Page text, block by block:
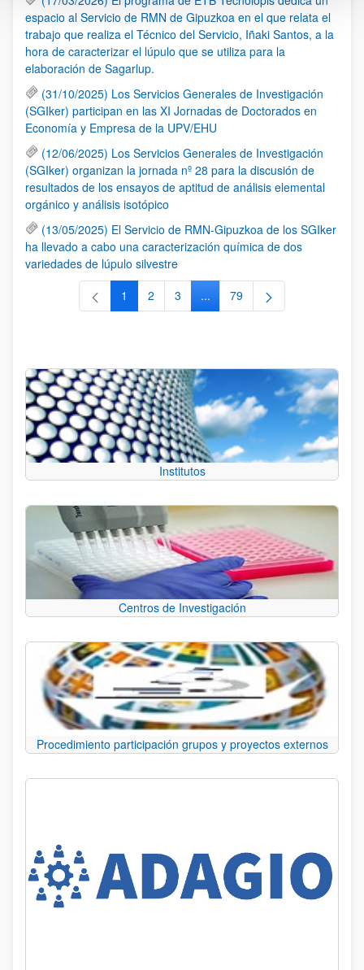
espacio al Servicio de RMN de Gipuzkoa en el que relata el
trabajo que realiza el Técnico del Servicio, Iñaki Santos, a la
hora de caracterizar el lúpulo que se utiliza para la
elaboración de Sagarlup.
(31/10/2025) Los Servicios Generales de Investigación
(SGIker) participan en las XI Jornadas de Doctorados en
Economía y Empresa de la UPV/EHU
(12/06/2025) Los Servicios Generales de Investigación
(SGIker) organizan la jornada nº 28 para la discusión de
resultados de los ensayos de aptitud de análisis elemental
orgánico y análisis isotópico
(13/05/2025) El Servicio de RMN-Gipuzkoa de los SGIker
ha llevado a cabo una caracterización química de dos
variedades de lúpulo silvestre
Página
1 Página
2 Página
3 ...Páginas intermedias Use TAB
Página
79
Institutos
Centros de Investigación
Procedimiento participación grupos y proyectos externos